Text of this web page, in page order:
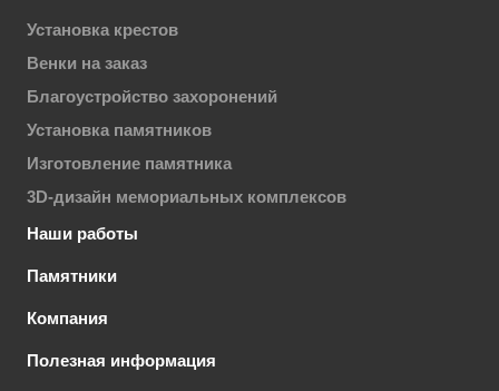
Установка крестов
Венки на заказ
Благоустройство захоронений
Установка памятников
Изготовление памятника
3D-дизайн мемориальных комплексов
Наши работы
Памятники
Компания
Полезная информация